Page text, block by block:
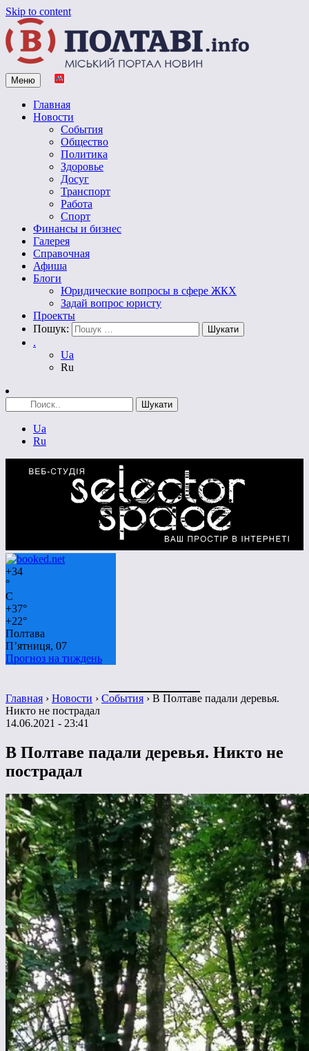
Skip to content
Vpoltave.info
Полтавский портал новостей
Меню
Главная
Новости
События
Общество
Политика
Здоровье
Досуг
Транспорт
Работа
Спорт
Финансы и бизнес
Галерея
Справочная
Афиша
Блоги
Юридические вопросы в сфере ЖКХ
Задай вопрос юристу
Проекты
Пошук:
.
Ua
Ru
Ua
Ru
+34
°
C
+37°
+22°
Полтава
П’ятниця, 07
Прогноз на тиждень
Главная › Новости › События › В Полтаве падали деревья.
Никто не пострадал
14.06.2021 - 23:41
В Полтаве падали деревья. Никто не
пострадал